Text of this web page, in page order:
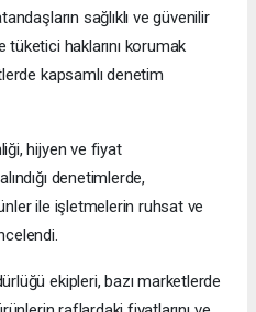
sağlıklı ve güvenilir
tüketici haklarını korumak
kapsamlı denetim
hijyen ve fiyat
denetimlerde,
ile işletmelerin ruhsat ve
ekipleri, bazı marketlerde